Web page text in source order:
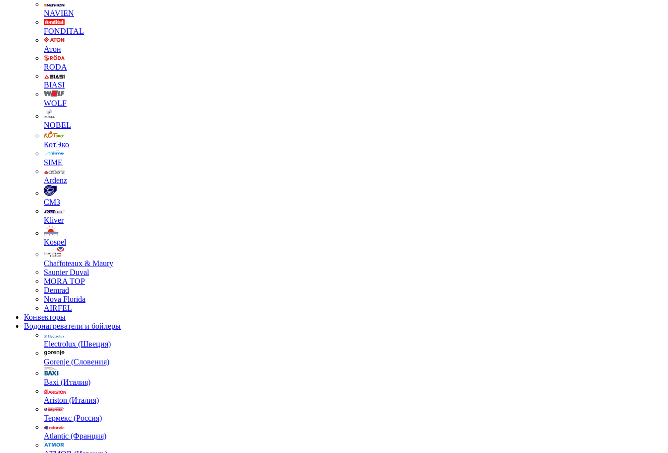
NAVIEN
FONDITAL
Атон
RODA
BIASI
WOLF
NOBEL
КотЭко
SIME
Ardenz
СМЗ
Kliver
Kospel
Chaffoteaux & Maury
Saunier Duval
MORA TOP
Demrad
Nova Florida
AIRFEL
Конвекторы
Водонагреватели и бойлеры
Electrolux (Швеция)
Gorenje (Словения)
Baxi (Италия)
Ariston (Италия)
Термекс (Россия)
Atlantic (Франция)